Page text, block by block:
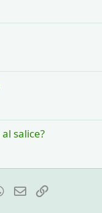
salice?
WhatsApp
e-mail